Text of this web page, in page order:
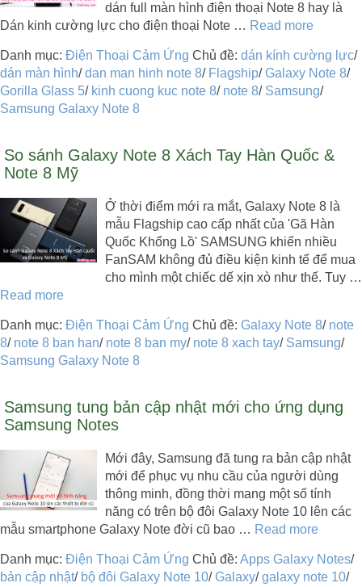
dán full màn hình điện thoại Note 8 hay là
Dán kinh cường lực cho điện thoại Note … Read more
Danh mục: Điện Thoại Cảm Ứng Chủ đề: dán kính cường lực/
dán màn hình/dan man hinh note 8/ Flagship/Galaxy Note 8/
Gorilla Glass 5/ kinh cuong kuc note 8/ note 8/ Samsung/
Samsung Galaxy Note 8
So sánh Galaxy Note 8 Xách Tay Hàn Quốc &
Note 8 Mỹ
Ở thời điểm mới ra mắt, Galaxy Note 8 là
mẫu Flagship cao cấp nhất của 'Gã Hàn
Quốc Khổng Lồ' SAMSUNG khiến nhiều
FanSAM không đủ điều kiện kinh tế để mua
cho mình một chiếc dế xịn xò như thế. Tuy …
Read more
Danh mục: Điện Thoại Cảm Ứng Chủ đề: Galaxy Note 8/ note
8/ note 8 ban han/ note 8 ban my/ note 8 xach tay/ Samsung/
Samsung Galaxy Note 8
Samsung tung bản cập nhật mới cho ứng dụng
Samsung Notes
Mới đây, Samsung đã tung ra bản cập nhật
mới để phục vụ nhu cầu của người dùng
thông minh, đồng thời mang một số tính
năng có trên bộ đôi Galaxy Note 10 lên các
mẫu smartphone Galaxy Note đời cũ bao … Read more
Danh mục: Điện Thoại Cảm Ứng Chủ đề: Apps Galaxy Notes/
bản cập nhật/ bộ đôi Galaxy Note 10/Galaxy/galaxy note 10/